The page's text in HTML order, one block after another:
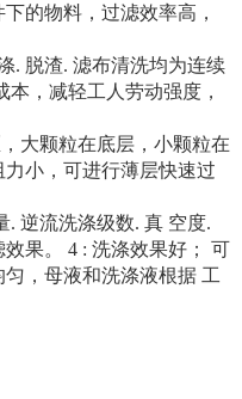
的物料，过滤效率高，
. 脱渣. 滤布清洗均为连续
，减轻工人劳动强度，
大颗粒在底层，小颗粒在
力小，可进行薄层快速过
. 逆流洗涤级数. 真 空度.
果。 4 : 洗涤效果好； 可
，母液和洗涤液根据 工